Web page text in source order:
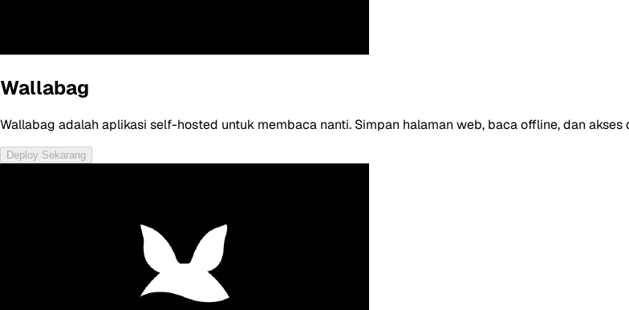
Wallabag
Wallabag adalah aplikasi self-hosted untuk membaca nanti. Simpan halaman web, baca offline, dan
Deploy Sekarang